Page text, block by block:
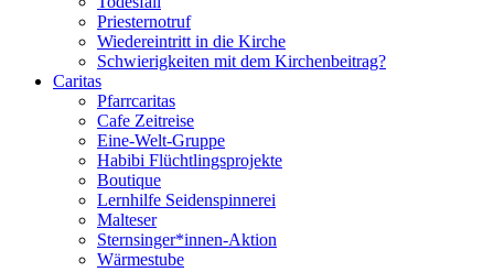
Priesternotruf
Wiedereintritt in die Kirche
Schwierigkeiten mit dem Kirchenbeitrag?
Caritas
Pfarrcaritas
Cafe Zeitreise
Eine-Welt-Gruppe
Habibi Flüchtlingsprojekte
Boutique
Lernhilfe Seidenspinnerei
Malteser
Sternsinger*innen-Aktion
Wärmestube